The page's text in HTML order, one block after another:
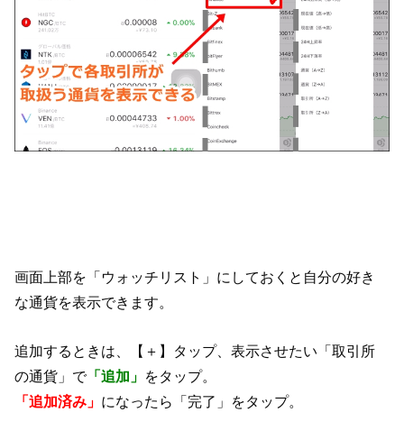
画面上部を「ウォッチリスト」にしておくと自分の好き
な通貨を表示できます。
追加するときは、【＋】タップ、表示させたい「取引所
の通貨」で「追加」 をタップ。
「追加済み」 になったら「完了」をタップ。